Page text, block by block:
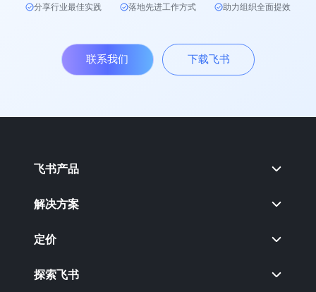
分享行业最佳实践 落地先进工作方式 助力组织全面提效
联系我们 下载飞书
飞书产品
解决方案
定价
探索飞书